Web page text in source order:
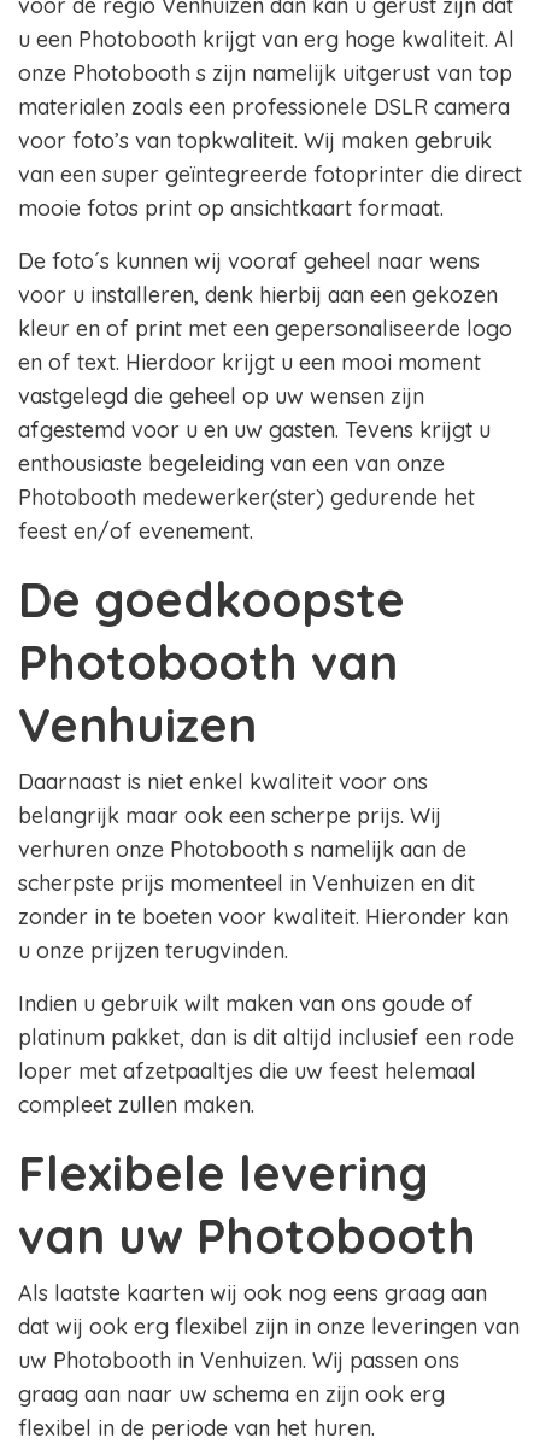
voor de regio Venhuizen dan kan u gerust zijn dat
u een Photobooth krijgt van erg hoge kwaliteit. Al
onze Photobooth s zijn namelijk uitgerust van top
materialen zoals een professionele DSLR camera
voor foto’s van topkwaliteit. Wij maken gebruik
van een super geïntegreerde fotoprinter die direct
mooie fotos print op ansichtkaart formaat.
De foto´s kunnen wij vooraf geheel naar wens
voor u installeren, denk hierbij aan een gekozen
kleur en of print met een gepersonaliseerde logo
en of text. Hierdoor krijgt u een mooi moment
vastgelegd die geheel op uw wensen zijn
afgestemd voor u en uw gasten. Tevens krijgt u
enthousiaste begeleiding van een van onze
Photobooth medewerker(ster) gedurende het
feest en/of evenement.
De goedkoopste
Photobooth van
Venhuizen
Daarnaast is niet enkel kwaliteit voor ons
belangrijk maar ook een scherpe prijs. Wij
verhuren onze Photobooth s namelijk aan de
scherpste prijs momenteel in Venhuizen en dit
zonder in te boeten voor kwaliteit. Hieronder kan
u onze prijzen terugvinden.
Indien u gebruik wilt maken van ons goude of
platinum pakket, dan is dit altijd inclusief een rode
loper met afzetpaaltjes die uw feest helemaal
compleet zullen maken.
Flexibele levering
van uw Photobooth
Als laatste kaarten wij ook nog eens graag aan
dat wij ook erg flexibel zijn in onze leveringen van
uw Photobooth in Venhuizen. Wij passen ons
graag aan naar uw schema en zijn ook erg
flexibel in de periode van het huren.